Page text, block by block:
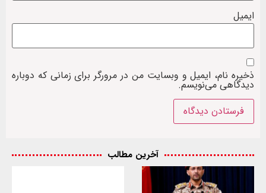
ایمیل
ذخیره نام، ایمیل و وبسایت من در مرورگر برای زمانی که دوباره
دیدگاهی می‌نویسم.
آخرین مطالب